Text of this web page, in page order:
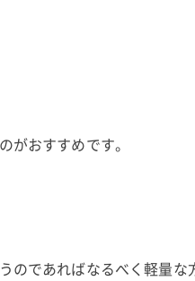
おすすめです。
のであればなるべく軽量な